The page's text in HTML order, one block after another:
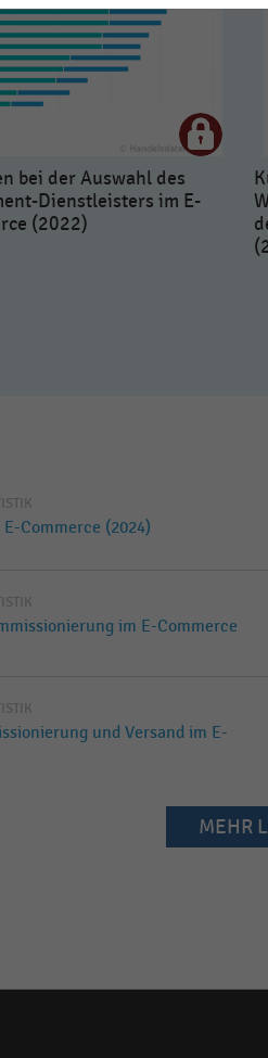
bei der Auswahl des
Dienstleisters im E-
(2022)
Commerce (2024)
im E-Commerce
und Versand im E-
MEHR